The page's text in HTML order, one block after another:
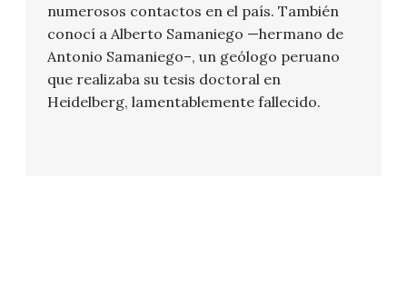
numerosos contactos en el país. También
conocí a Alberto Samaniego —hermano de
Antonio Samaniego–, un geólogo peruano
que realizaba su tesis doctoral en
Heidelberg, lamentablemente fallecido.